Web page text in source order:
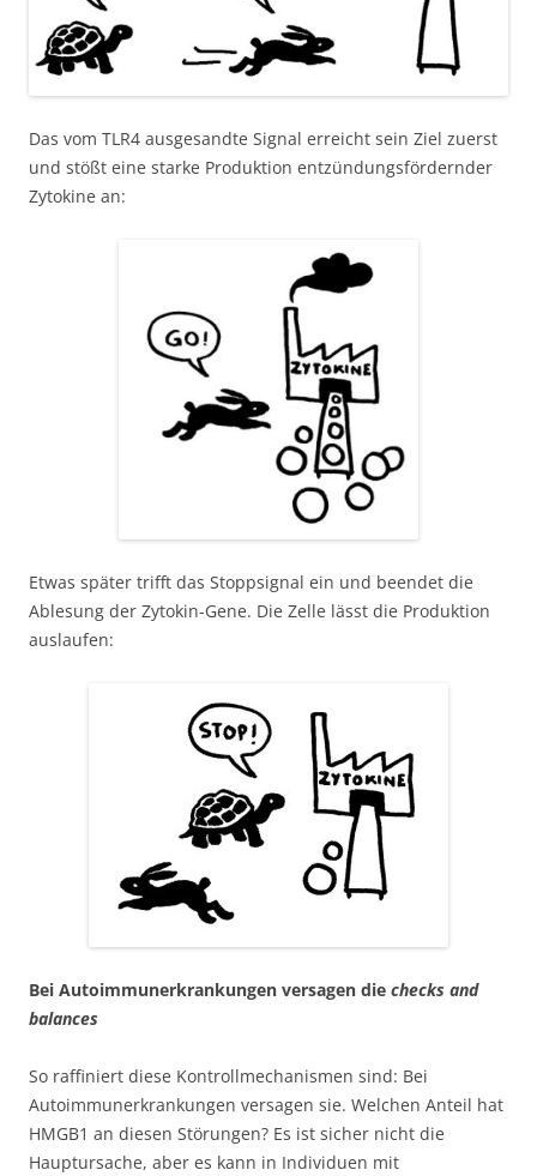
Das vom TLR4 ausgesandte Signal erreicht sein Ziel zuerst
und stößt eine starke Produktion entzündungsfördernder
Zytokine an:
Etwas später trifft das Stoppsignal ein und beendet die
Ablesung der Zytokin-Gene. Die Zelle lässt die Produktion
auslaufen:
Bei Autoimmunerkrankungen versagen die checks and
balances
So raffiniert diese Kontrollmechanismen sind: Bei
Autoimmunerkrankungen versagen sie. Welchen Anteil hat
HMGB1 an diesen Störungen? Es ist sicher nicht die
Hauptursache, aber es kann in Individuen mit